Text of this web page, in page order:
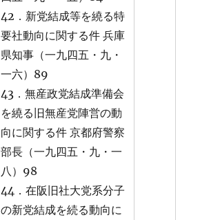
42．新党結成等を繞る特
要社動向に関する件 兵庫
県知事（一九四五・九・
一六）89
43．無産政党結成準備会
を繞る旧無産党陣営の動
向に関する件 京都府警察
部長（一九四五・九・一
八）98
44．在阪旧社大党系分子
の新党結成を続る動向に